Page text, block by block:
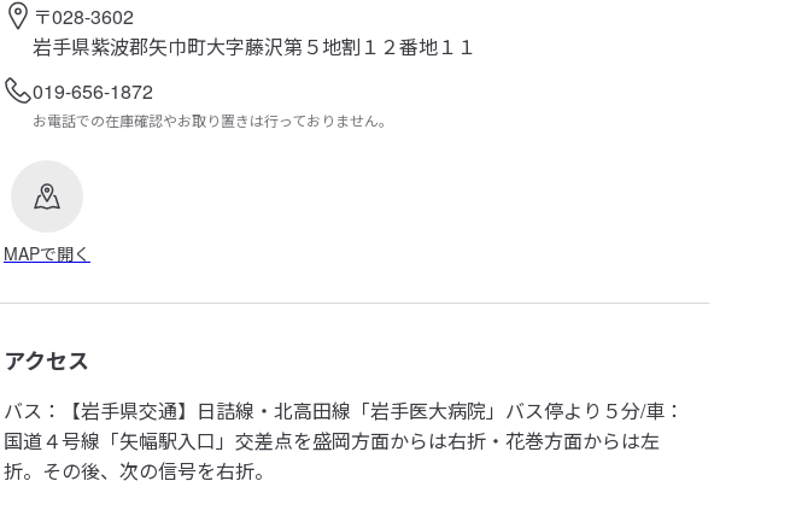
〒028-3602
岩手県紫波郡矢巾町大字藤沢第５地割１２番地１１
019-656-1872
お電話での在庫確認やお取り置きは行っておりません。
MAPで開く
アクセス
バス：【岩手県交通】日詰線・北高田線「岩手医大病院」バス停より５分/車：
国道４号線「矢幅駅入口」交差点を盛岡方面からは右折・花巻方面からは左
折。その後、次の信号を右折。